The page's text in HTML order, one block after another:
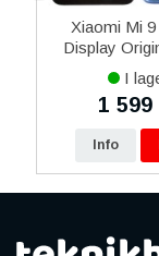
Xiaomi Mi
Display
I
1 599
Info